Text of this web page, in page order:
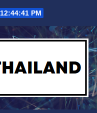
12:44:42 PM